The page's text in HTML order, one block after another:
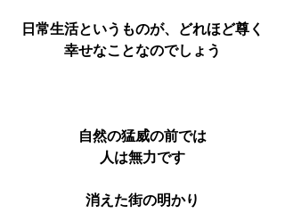
日常生活というものが、どれほど尊く
幸せなことなのでしょう
自然の猛威の前では
人は無力です
消えた街の明かり